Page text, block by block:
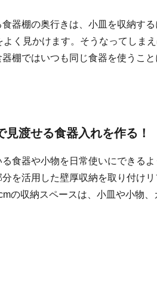
器棚の奥行きは、小皿を収納す
く見かけます。そうなってしま
棚ではいつも同じ食器を使うこ
渡せる食器入れを作る！
食器や小物を日常使いにできる
を活用した壁厚収納を取り付けリ
の収納スペースは、小皿や小物、